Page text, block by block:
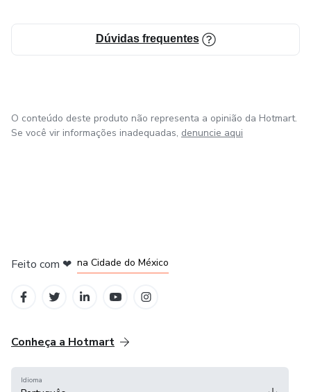
Motivado por sua própria jornada de superação, Jef decidiu
chave para iluminar o caminho de quem também enfrenta
desafios. Através de suas palavras, Jef se torna uma
Dúvidas frequentes
O conteúdo deste produto não representa a opinião da Hotmart.
Se você vir informações inadequadas, denuncie aqui
Feito com ❤ na Cidade do México
Conheça a Hotmart
Idioma